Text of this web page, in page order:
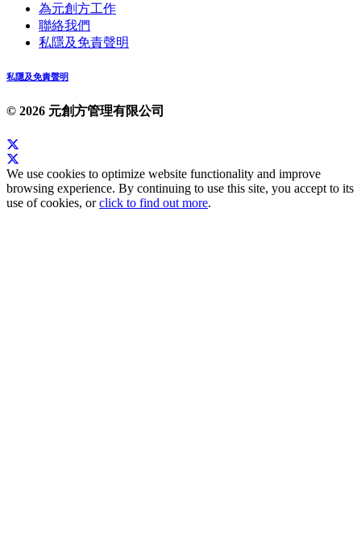
為元創方工作
聯絡我們
私隱及免責聲明
私隱及免責聲明
© 2026 元創方管理有限公司
We use cookies to optimize website functionality and improve
browsing experience. By continuing to use this site, you accept to its
use of cookies, orclick to find out more.